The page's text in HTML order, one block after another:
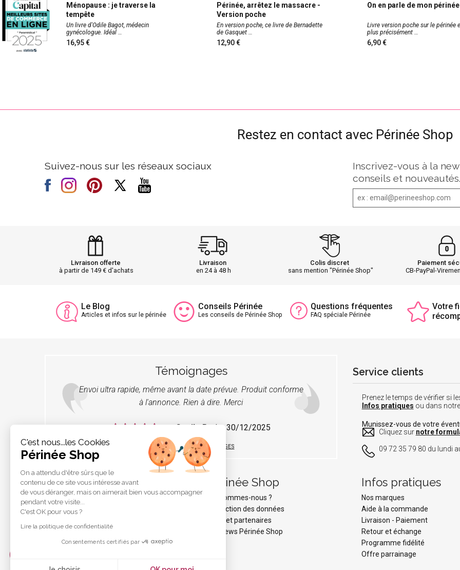
Ménopause : je traverse la
tempête
Un livre d'Odile Bagot, médecin
gynécologue. Idéal
16,95
Périnée, arrêtez le massacre -
Version poche
En version poche, ce livre de Bernadette
de Gasquet
12,90
On en parle de mon périnée
Livre version poche sur le périnée
plus précisément
6,90
Restez en contact avec Périnée Shop
Suivez-nous sur les réseaux sociaux
Inscrivez-vous à la
conseils et nouveautés.
Livraison offerte
à partir de 149 € d'achats
Livraison
en 24 à 48 h
Colis discret
sans mention "Périnée Shop"
Paiement
CB-PayPal-
Le Blog
Articles et infos sur le périnée
Conseils Périnée
Les conseils de Périnée Shop
Questions fréquentes
FAQ spéciale Périnée
Votre
Témoignages
Envoi ultra rapide, même avant la date prévue. Produit conforme
à l'annonce. Rien à dire. Merci
Cecile R. , Le 30/12/2025
LIRE TOUS LES TÉMOIGNAGES
Service clients
Prenez le temps de vérifier si
Infos pratiques ou dans notre
Munissez-vous de votre
Cliquez sur notre
09 72 35 79 80 du lundi
Périnée Shop
Qui sommes-nous ?
Protection des données
Liens et partenaires
Les news Périnée Shop
Infos pratiques
Nos marques
Aide à la commande
Livraison - Paiement
Retour et échange
Programme fidélité
Offre parrainage
C'est nous...les Cookies
Périnée Shop
On a attendu d'être sûrs que le
contenu de ce site vous intéresse avant
de vous déranger, mais on aimerait bien vous accompagner
pendant votre visite...
C'est OK pour vous ?
Lire la politique de confidentialité
Consentements certifiés par